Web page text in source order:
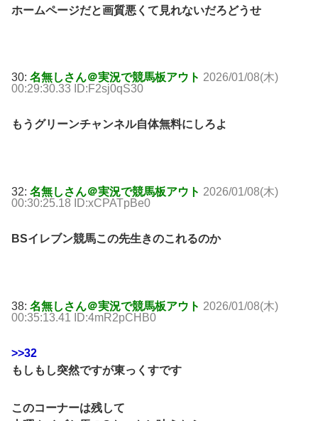
ホームページだと画質悪くて見れないだろどうせ
30: 名無しさん＠実況で競馬板アウト 2026/01/08(木)
00:29:30.33 ID:F2sj0qS30
もうグリーンチャンネル自体無料にしろよ
32: 名無しさん＠実況で競馬板アウト 2026/01/08(木)
00:30:25.18 ID:xCPATpBe0
BSイレブン競馬この先生きのこれるのか
38: 名無しさん＠実況で競馬板アウト 2026/01/08(木)
00:35:13.41 ID:4mR2pCHB0
>>32
もしもし突然ですが東っくすです
このコーナーは残して